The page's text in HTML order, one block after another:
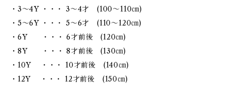
・3～4Y ・・・ 3～4才 (100～110㎝)
・5～6Y ・・・ 5～6才 (110～120㎝)
・6Y ・・・ 6才前後 (120㎝)
・8Y ・・・ 8才前後 (130㎝)
・10Y ・・・ 10才前後 (140㎝)
・12Y ・・・ 12才前後 (150㎝)